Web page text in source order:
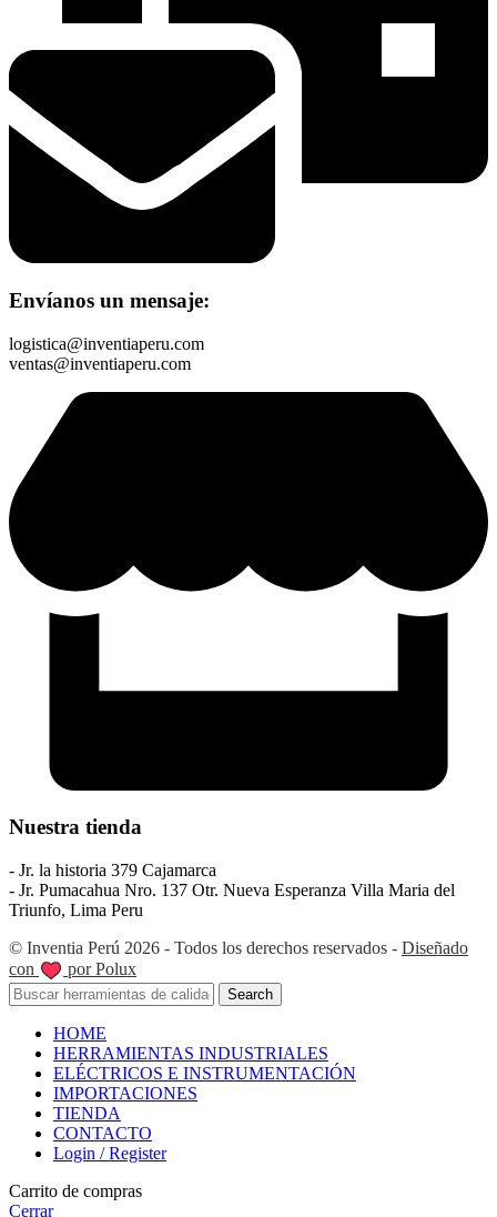
Envíanos un mensaje:
logistica@inventiaperu.com
ventas@inventiaperu.com
Nuestra tienda
- Jr. la historia 379 Cajamarca
- Jr. Pumacahua Nro. 137 Otr. Nueva Esperanza Villa Maria del
Triunfo, Lima Peru
© Inventia Perú 2026 - Todos los derechos reservados - Diseñado
con
por Polux
Search
HOME
HERRAMIENTAS INDUSTRIALES
ELÉCTRICOS E INSTRUMENTACIÓN
IMPORTACIONES
TIENDA
CONTACTO
Login / Register
Carrito de compras
Cerrar